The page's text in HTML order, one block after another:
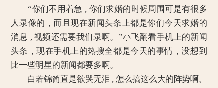
“你们不用着急 , 你们求婚的时候周围可是有很多
人录像的，而且现在新闻头条上都是你们今天求婚的
消息 , 视频还需要我们录啊。”小飞翻看手机上的新闻
头条，现在手机上的热搜全都是今天的事情，没想到
比一些明星的新闻都要多啊。
白若锦简直是欲哭无泪 , 怎么搞这么大的阵势啊。